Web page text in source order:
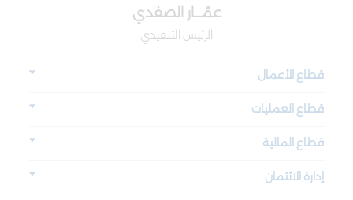
عمّـــار الصفدي
الرئيس التنفيذي
قطاع الأعمال
قطاع العمليات
قطاع المالية
إدارة الائتمان